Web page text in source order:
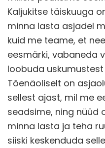
Kaljukitse täiskuuga
minna lasta asjadel
kuid me teame, et
eesmärki, vabaneda
loobuda
Tõenäoliselt on
sellest ajast, mil me
seadsime, ning nüüd
minna lasta ja teha
siiski keskenduda